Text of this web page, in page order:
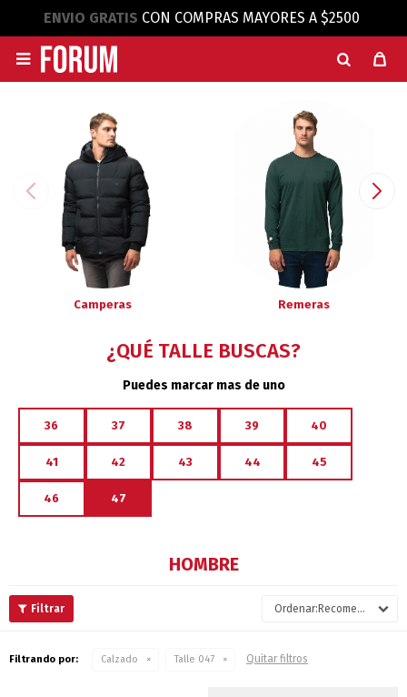
ENVIO GRATIS CON COMPRAS MAYORES A $2500

Camperas Remeras
¿QUÉ TALLE BUSCAS?
Puedes marcar mas de uno
36 37 38 39 40
41 42 43 44 45
46 47
HOMBRE
Recomendados
Filtrando por: Calzado Talle 047 Quitar filtros